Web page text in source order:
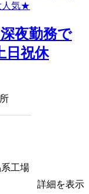
夜勤務で
日祝休
工場
詳細を表示